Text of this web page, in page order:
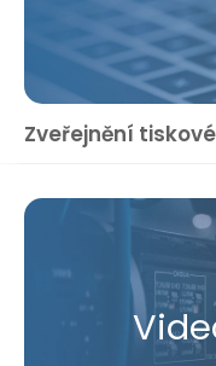
Zveřejnění